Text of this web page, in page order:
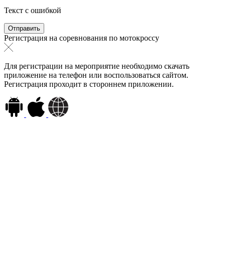
Текст с ошибкой
Регистрация на соревнования по мотокроссу
Для регистрации на мероприятие необходимо скачать
приложение на телефон или воспользоваться сайтом.
Регистрация проходит в стороннем приложении.